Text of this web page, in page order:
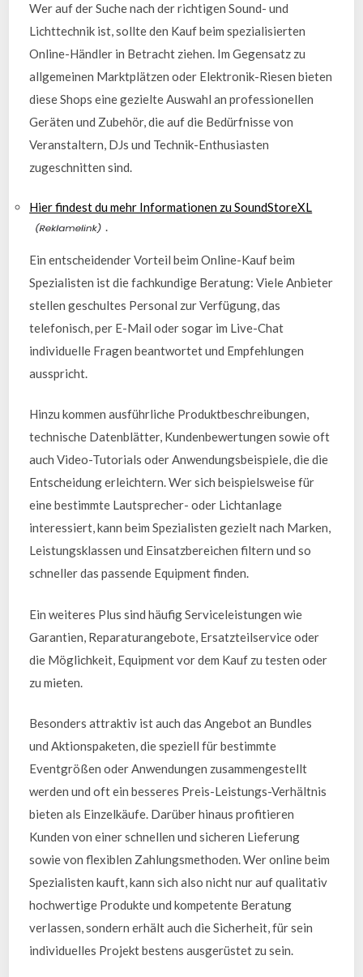
Wer auf der Suche nach der richtigen Sound- und
Lichttechnik ist, sollte den Kauf beim spezialisierten
Online-Händler in Betracht ziehen. Im Gegensatz zu
allgemeinen Marktplätzen oder Elektronik-Riesen bieten
diese Shops eine gezielte Auswahl an professionellen
Geräten und Zubehör, die auf die Bedürfnisse von
Veranstaltern, DJs und Technik-Enthusiasten
zugeschnitten sind.
Hier findest du mehr Informationen zu SoundStoreXL
Ein entscheidender Vorteil beim Online-Kauf beim
Spezialisten ist die fachkundige Beratung: Viele Anbieter
stellen geschultes Personal zur Verfügung, das
telefonisch, per E-Mail oder sogar im Live-Chat
individuelle Fragen beantwortet und Empfehlungen
ausspricht.
Hinzu kommen ausführliche Produktbeschreibungen,
technische Datenblätter, Kundenbewertungen sowie oft
auch Video-Tutorials oder Anwendungsbeispiele, die die
Entscheidung erleichtern. Wer sich beispielsweise für
eine bestimmte Lautsprecher- oder Lichtanlage
interessiert, kann beim Spezialisten gezielt nach Marken,
Leistungsklassen und Einsatzbereichen filtern und so
schneller das passende Equipment finden.
Ein weiteres Plus sind häufig Serviceleistungen wie
Garantien, Reparaturangebote, Ersatzteilservice oder
die Möglichkeit, Equipment vor dem Kauf zu testen oder
zu mieten.
Besonders attraktiv ist auch das Angebot an Bundles
und Aktionspaketen, die speziell für bestimmte
Eventgrößen oder Anwendungen zusammengestellt
werden und oft ein besseres Preis-Leistungs-Verhältnis
bieten als Einzelkäufe. Darüber hinaus profitieren
Kunden von einer schnellen und sicheren Lieferung
sowie von flexiblen Zahlungsmethoden. Wer online beim
Spezialisten kauft, kann sich also nicht nur auf qualitativ
hochwertige Produkte und kompetente Beratung
verlassen, sondern erhält auch die Sicherheit, für sein
individuelles Projekt bestens ausgerüstet zu sein.